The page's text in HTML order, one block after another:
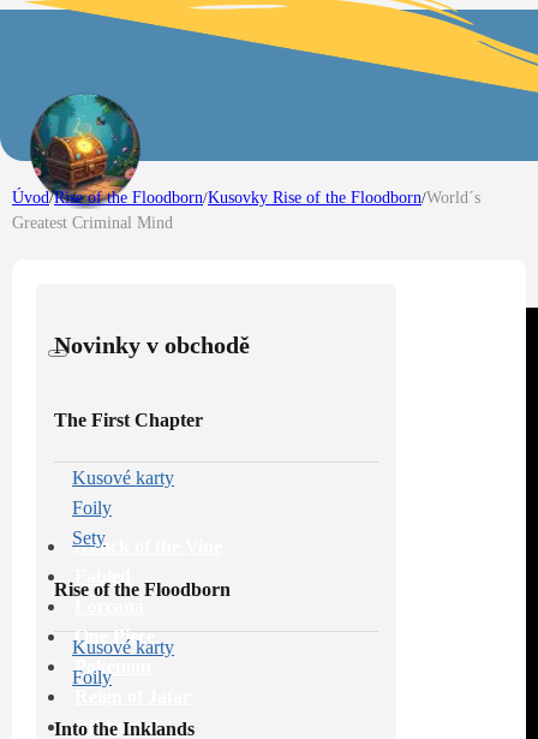
Attack of the Vine
One Piece
Pokémon
Riftbound
Úvod/Rise of the Floodborn/Kusovky Rise of the Floodborn/World´s
Greatest Criminal Mind
Novinky v obchodě
The First Chapter
Kusové karty
Foily
Sety
Rise of the Floodborn
Kusové karty
Foily
Into the Inklands